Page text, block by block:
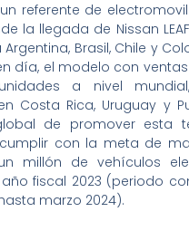
referente de
la llegada de Nissan
Brasil, Chile y
día, el modelo con
a nivel
Costa Rica, Uruguay y
de promover esta
con la meta de
millón de vehículos
fiscal 2023 (periodo
marzo 2024).